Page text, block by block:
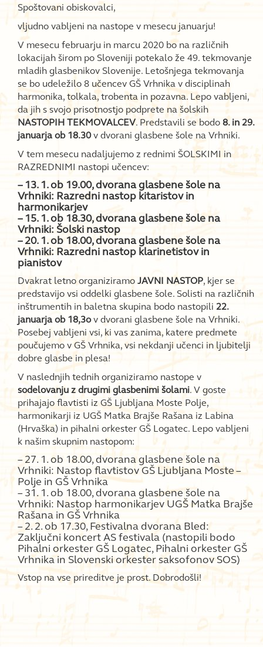
Spoštovani obiskovalci,
vljudno vabljeni na nastope v mesecu januarju!
V mesecu februarju in marcu 2020 bo na različnih
lokacijah širom po Sloveniji potekalo že 49. tekmovanje
mladih glasbenikov Slovenije. Letošnjega tekmovanja
se bo udeležilo 8 učencev GŠ Vrhnika v disciplinah
harmonika, tolkala, trobenta in pozavna. Lepo vabljeni,
da jih s svojo prisotnostjo podprete na šolskih
NASTOPIH TEKMOVALCEV. Predstavili se bodo 8. in 29.
januarja ob 18.30v dvorani glasbene šole na Vrhniki.
V tem mesecu nadaljujemo z rednimi ŠOLSKIMI in
RAZREDNIMI nastopi učencev:
– 13. 1. ob 19.00, dvorana glasbene šole na
Vrhniki: Razredni nastop kitaristov in
harmonikarjev
– 15. 1. ob 18.30, dvorana glasbene šole na
Vrhniki: Šolski nastop
– 20. 1. ob 18.00, dvorana glasbene šole na
Vrhniki: Razredni nastop klarinetistov in
pianistov
Dvakrat letno organiziramo JAVNI NASTOP, kjer se
predstavijo vsi oddelki glasbene šole. Solisti na različnih
inštrumentih in baletna skupina bodo nastopili 22.
januarja ob 18,3ov dvorani glasbene šole na Vrhniki.
Posebej vabljeni vsi, ki vas zanima, katere predmete
poučujemo v GŠ Vrhnika, vsi nekdanji učenci in ljubitelji
dobre glasbe in plesa!
V naslednjih tednih organiziramo nastope v
sodelovanju z drugimi glasbenimi šolami. V goste
prihajajo flavtisti iz GŠ Ljubljana Moste Polje,
harmonikarji iz UGŠ Matka Brajše Rašana iz Labina
(Hrvaška) in pihalni orkester GŠ Logatec. Lepo vabljeni
k našim skupnim nastopom:
– 27. 1. ob 18.00, dvorana glasbene šole na
Vrhniki: Nastop flavtistov GŠ Ljubljana Moste –
Polje in GŠ Vrhnika
– 31. 1. ob 18.00, dvorana glasbene šole na
Vrhniki: Nastop harmonikarjev UGŠ Matka Brajše
Rašana in GŠ Vrhnika
– 2. 2. ob 17.30, Festivalna dvorana Bled:
Zaključni koncert AS festivala (nastopili bodo
Pihalni orkester GŠ Logatec, Pihalni orkester GŠ
Vrhnika in Slovenski orkester saksofonov SOS)
Vstop na vse prireditve je prost. Dobrodošli!